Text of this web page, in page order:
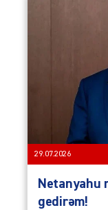
29.07.2026
Netanyahu
gedirəm!